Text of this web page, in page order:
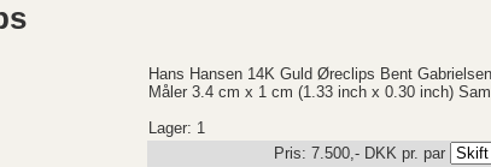
Hans Hansen 14K Guld Øreclips Bent Gabrielsen
Måler 3.4 cm x 1 cm (1.33 inch x 0.30 inch)
Lager: 1
Pris: 7.500,- DKKpr. par